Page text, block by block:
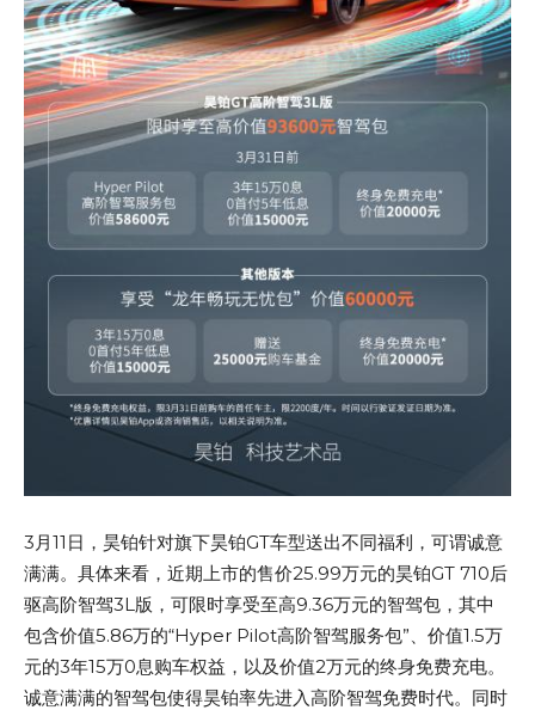
3月11日，昊铂针对旗下昊铂GT车型送出不同福利，可谓诚意
满满。具体来看，近期上市的售价25.99万元的昊铂GT 710后
驱高阶智驾3L版，可限时享受至高9.36万元的智驾包，其中
包含价值5.86万的“Hyper Pilot高阶智驾服务包”、价值1.5万
元的3年15万0息购车权益，以及价值2万元的终身免费充电。
诚意满满的智驾包使得昊铂率先进入高阶智驾免费时代。同时